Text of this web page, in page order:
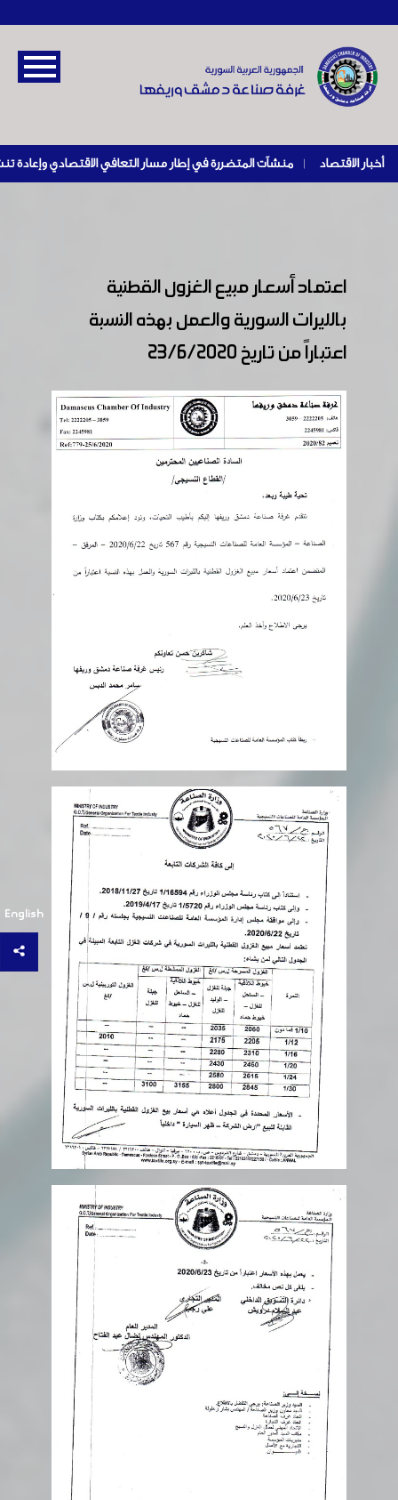
أخبار الاقتصاد |
English
اعتماد أسعار مبيع الغزول القطنية
بالليرات السورية والعمل بهذه النسبة
اعتباراً من تاريخ 23/6/2020